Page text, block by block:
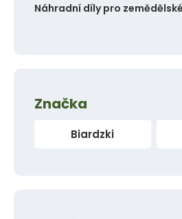
Náhradní díly pro
Značka
Biardzki